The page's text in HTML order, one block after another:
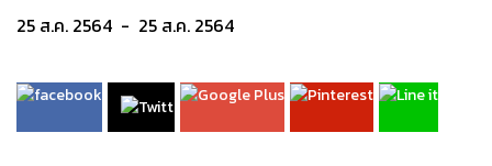
25 ส.ค. 2564 - 25 ส.ค. 2564